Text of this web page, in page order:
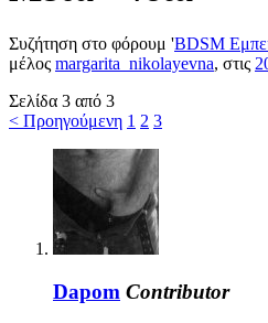
Συζήτηση στο φόρουμ 'BDSM
μέλος margarita_nikolayevna, στις
Σελίδα 3 από 3
< Προηγούμενη 1 2 3
Dapom Contributor